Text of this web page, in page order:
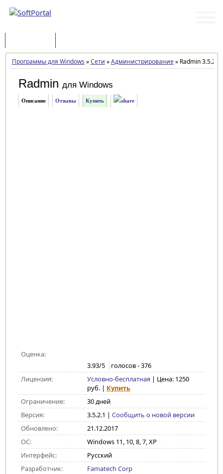
Программы для Windows »Сети »Администрирование»Radmin 3.5.2.1
Radmin для Windows
Описание Отзывы Купить
Оценка:
3.93/5 голосов -376
Лицензия:
Условно-бесплатная | Цена: 1250
руб. | Купить
Ограничение:
30 дней
Версия:
3.5.2.1 | Сообщить о новой версии
Обновлено:
21.12.2017
ОС:
Windows 11, 10, 8, 7, XP
Интерфейс:
Русский
Разработчик:
Famatech Corp